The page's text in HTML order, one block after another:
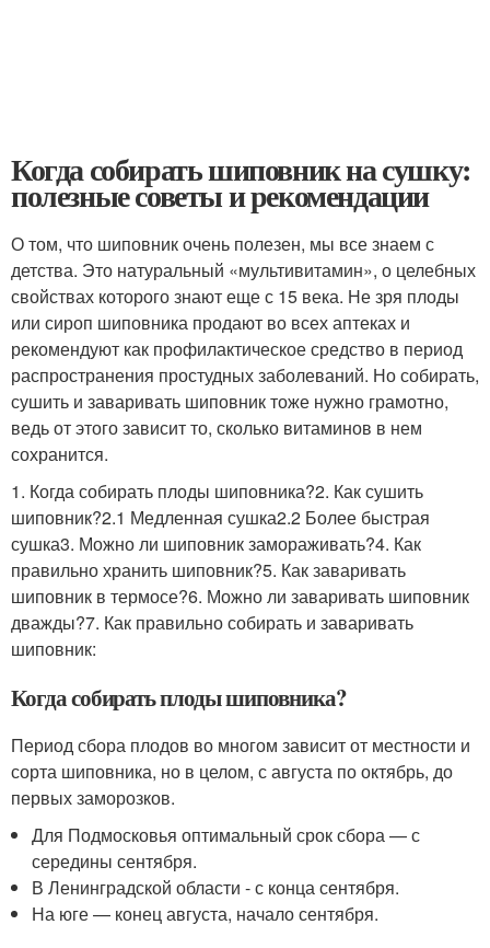
Когда собирать шиповник на сушку:
полезные советы и рекомендации
О том, что шиповник очень полезен, мы все знаем с
детства. Это натуральный «мультивитамин», о целебных
свойствах которого знают еще с 15 века. Не зря плоды
или сироп шиповника продают во всех аптеках и
рекомендуют как профилактическое средство в период
распространения простудных заболеваний. Но собирать,
сушить и заваривать шиповник тоже нужно грамотно,
ведь от этого зависит то, сколько витаминов в нем
сохранится.
1. Когда собирать плоды шиповника?2. Как сушить
шиповник?2.1 Медленная сушка2.2 Более быстрая
сушка3. Можно ли шиповник замораживать?4. Как
правильно хранить шиповник?5. Как заваривать
шиповник в термосе?6. Можно ли заваривать шиповник
дважды?7. Как правильно собирать и заваривать
шиповник:
Когда собирать плоды шиповника?
Период сбора плодов во многом зависит от местности и
сорта шиповника, но в целом, с августа по октябрь, до
первых заморозков.
Для Подмосковья оптимальный срок сбора — с
середины сентября.
В Ленинградской области - с конца сентября.
На юге — конец августа, начало сентября.